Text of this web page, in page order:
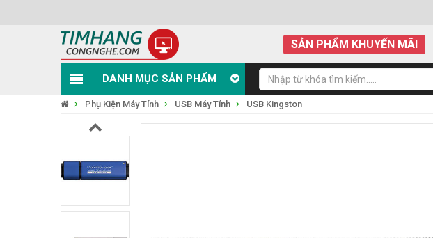
SẢN PHẨM KHUYẾN MÃI
DANH MỤC SẢN PHẨM
Phụ Kiện Máy Tính USB Máy Tính USB Kingston